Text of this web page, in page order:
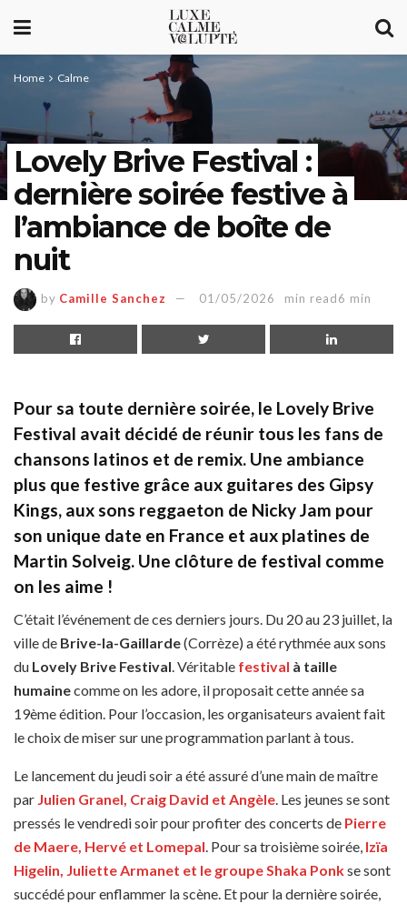
Home Calme
Lovely Brive Festival :
dernière soirée festive à
l’ambiance de boîte de
nuit
by Camille Sanchez 01/05/2026 min read6 min
Pour sa toute dernière soirée, le Lovely Brive
Festival avait décidé de réunir tous les fans de
chansons latinos et de remix. Une ambiance
plus que festive grâce aux guitares des Gipsy
Kings, aux sons reggaeton de Nicky Jam pour
son unique date en France et aux platines de
Martin Solveig. Une clôture de festival comme
on les aime !
C’était l’événement de ces derniers jours. Du 20 au 23 juillet, la
ville de Brive-la-Gaillarde(Corrèze) a été rythmée aux sons
du Lovely Brive Festival. Véritable festival à taille
humainecomme on les adore, il proposait cette année sa
19ème édition. Pour l’occasion, les organisateurs avaient fait
le choix de miser sur une programmation parlant à tous.
Le lancement du jeudi soir a été assuré d’une main de maître
par Julien Granel, Craig David et Angèle. Les jeunes se sont
pressés le vendredi soir pour profiter des concerts de Pierre
de Maere, Hervé et Lomepal. Pour sa troisième soirée, Izïa
Higelin, Juliette Armanet et le groupe Shaka Ponkse sont
succédé pour enflammer la scène. Et pour la dernière soirée,